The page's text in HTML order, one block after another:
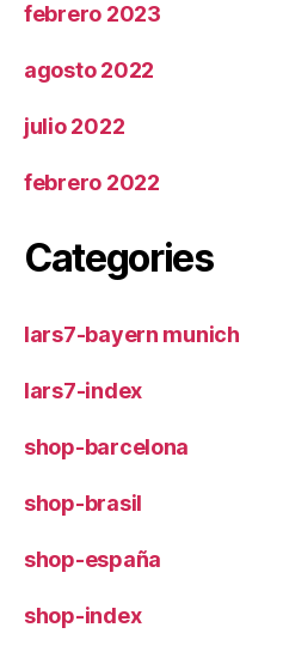
febrero 2023
agosto 2022
julio 2022
febrero 2022
Categories
lars7-bayern munich
lars7-index
shop-barcelona
shop-brasil
shop-españa
shop-index